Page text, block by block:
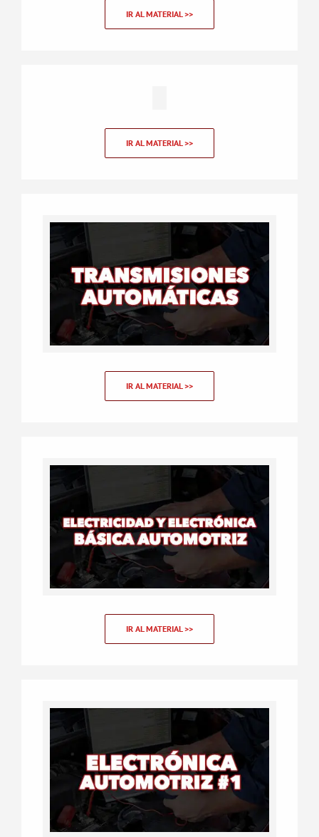
IR AL MATERIAL >>
IR AL MATERIAL >>
IR AL MATERIAL >>
IR AL MATERIAL >>